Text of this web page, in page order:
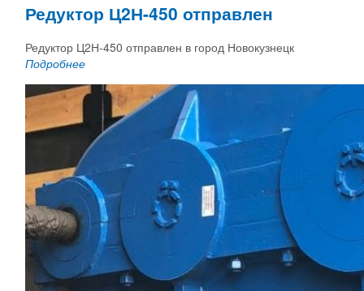
Редуктор Ц2Н-450 отправлен
Редуктор Ц2Н-450 отправлен в город Новокузнецк
Подробнее